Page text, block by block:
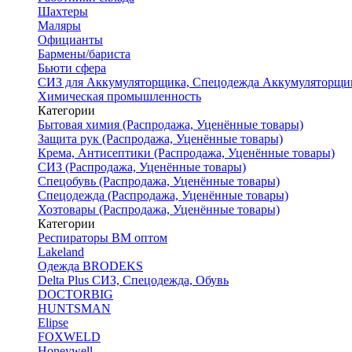
Шахтеры
Маляры
Официанты
Бармены/бариста
Бьюти сфера
СИЗ для Аккумуляторщика, Спецодежда
Химическая промышленность
Категории
Бытовая химия (Распродажа, Уценённые товары)
Защита рук (Распродажа, Уценённые товары)
Крема, Антисептики (Распродажа, Уценённые товары)
СИЗ (Распродажа, Уценённые товары)
Спецобувь (Распродажа, Уценённые товары)
Спецодежда (Распродажа, Уценённые товары)
Хозтовары (Распродажа, Уценённые товары)
Категории
Респираторы ВМ оптом
Lakeland
Одежда BRODEKS
Delta Plus СИЗ, Спецодежда, Обувь
DOCTORBIG
HUNTSMAN
Elipse
FOXWELD